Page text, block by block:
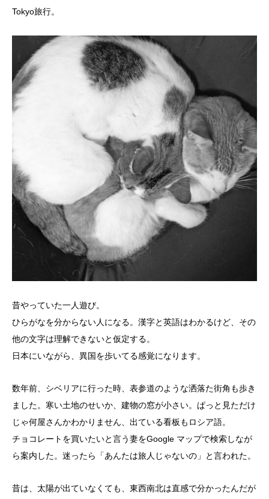
Tokyo旅行。
昔やっていた一人遊び。
ひらがなを分からない人になる。漢字と英語はわかるけど、その
他の文字は理解できないと仮定する。
日本にいながら、異国を歩いてる感覚になります。
数年前、シベリアに行った時、表参道のような洒落た街角も歩き
ました。寒い土地のせいか、建物の窓が小さい。ぱっと見ただけ
じゃ何屋さんかわかりません、出ている看板もロシア語。
チョコレートを買いたいと言う妻をGoogle マップで検索しなが
ら案内した。迷ったら「あんたは旅人じゃないの」と言われた。
昔は、太陽が出ていなくても、東西南北は直感で分かったんだが